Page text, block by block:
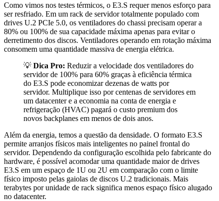
Como vimos nos testes térmicos, o E3.S requer menos esforço para
ser resfriado. Em um rack de servidor totalmente populado com
drives U.2 PCIe 5.0, os ventiladores do chassi precisam operar a
80% ou 100% de sua capacidade máxima apenas para evitar o
derretimento dos discos. Ventiladores operando em rotação máxima
consomem uma quantidade massiva de energia elétrica.
💡 Dica Pro: Reduzir a velocidade dos ventiladores do
servidor de 100% para 60% graças à eficiência térmica
do E3.S pode economizar dezenas de watts por
servidor. Multiplique isso por centenas de servidores em
um datacenter e a economia na conta de energia e
refrigeração (HVAC) pagará o custo premium dos
novos backplanes em menos de dois anos.
Além da energia, temos a questão da densidade. O formato E3.S
permite arranjos físicos mais inteligentes no painel frontal do
servidor. Dependendo da configuração escolhida pelo fabricante do
hardware, é possível acomodar uma quantidade maior de drives
E3.S em um espaço de 1U ou 2U em comparação com o limite
físico imposto pelas gaiolas de discos U.2 tradicionais. Mais
terabytes por unidade de rack significa menos espaço físico alugado
no datacenter.